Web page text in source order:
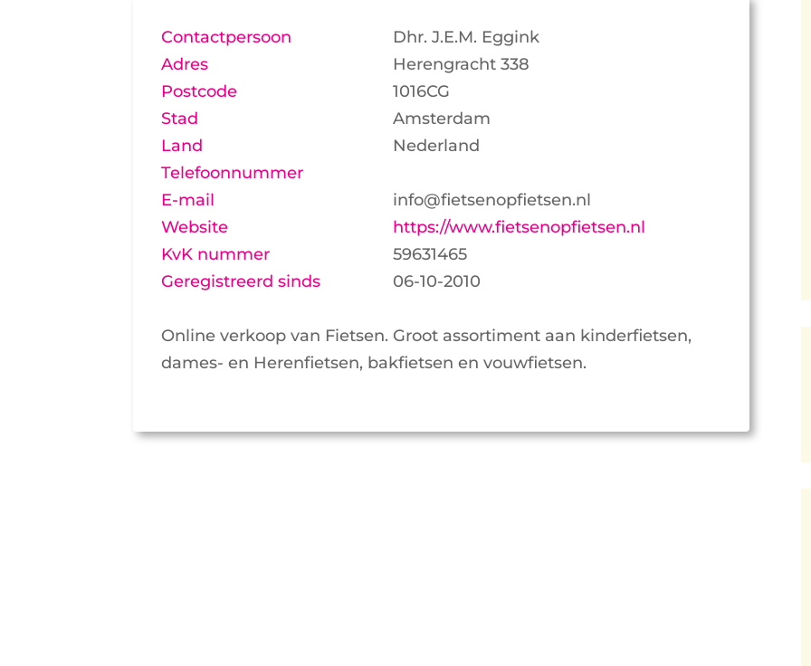
Contactpersoon
Dhr. J.E.M. Eggink
Adres
Herengracht 338
Postcode
1016CG
Stad
Amsterdam
Land
Nederland
Telefoonnummer
E-mail
info@fietsenopfietsen.nl
Website
https://www.fietsenopfietsen.nl
KvK nummer
59631465
Geregistreerd sinds
06-10-2010
Online verkoop van Fietsen. Groot assortiment aan kinderfietsen,
dames- en Herenfietsen, bakfietsen en vouwfietsen.